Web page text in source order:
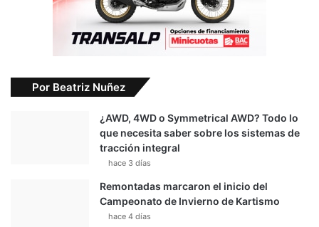
Por Beatriz Nuñez
¿AWD, 4WD o Symmetrical AWD? Todo lo
que necesita saber sobre los sistemas de
tracción integral
hace 3 días
Remontadas marcaron el inicio del
Campeonato de Invierno de Kartismo
hace 4 días